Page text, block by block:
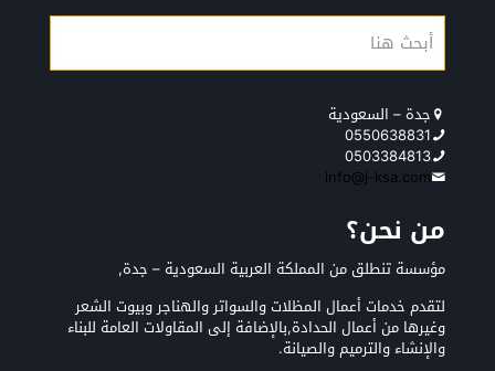
جدة – السعودية
0550638831
0503384813
info@j-ksa.com
من نحن؟
مؤسسة تنطلق من المملكة العربية السعودية – جدة,
لتقدم خدمات أعمال المظلات والسواتر والهناجر وبيوت الشعر
وغيرها من أعمال الحدادة,بالإضافة إلى المقاولات العامة للبناء
والإنشاء والترميم والصيانة.